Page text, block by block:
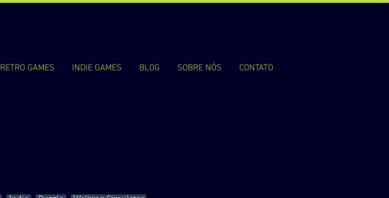
RETRO GAMES INDIE GAMES BLOG SOBRE NÓS CONTATO